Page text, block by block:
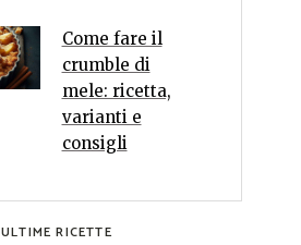
Come fare il
crumble di
mele: ricetta,
varianti e
consigli
ULTIME RICETTE